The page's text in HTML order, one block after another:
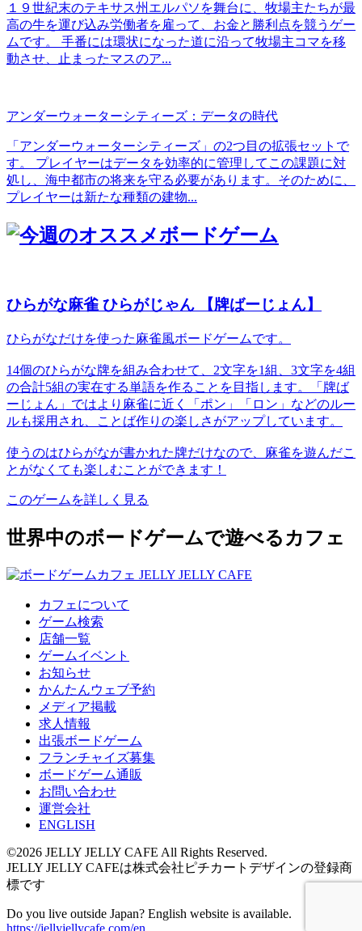
１９世紀末のテキサス州エルパソを舞台に、牧場主たちが最
高の牛を運び込み労働者を雇って、お金と勝利点を競うゲー
ムです。 手番には環状になった道に沿って牧場主コマを移
動させ、止まったマスのア...
アンダーウォーターシティーズ：データの時代
「アンダーウォーターシティーズ」の2つ目の拡張セットで
す。 プレイヤーはデータを効率的に管理してこの課題に対
処し、海中都市の将来を守る必要があります。そのために、
プレイヤーは新たな種類の建物...
ひらがな麻雀 ひらがじゃん 【牌ばーじょん】
ひらがなだけを使った麻雀風ボードゲームです。
14個のひらがな牌を組み合わせて、2文字を1組、3文字を4組
の合計5組の実在する単語を作ることを目指します。「牌ば
ーじょん」ではより麻雀に近く「ポン」「ロン」などのルー
ルも採用され、ことば作りの楽しさがアップしています。
使うのはひらがなが書かれた牌だけなので、麻雀を遊んだこ
とがなくても楽しむことができます！
このゲームを詳しく見る
世界中のボードゲームで遊べるカフェ
カフェについて
ゲーム検索
店舗一覧
ゲームイベント
お知らせ
かんたんウェブ予約
メディア掲載
求人情報
出張ボードゲーム
フランチャイズ募集
ボードゲーム通販
お問い合わせ
運営会社
ENGLISH
©2026 JELLY JELLY CAFE All Rights Reserved.
JELLY JELLY CAFEは株式会社ピチカートデザインの登録商
標です
Do you live outside Japan? English website is available.
https://jellyjellycafe.com/en